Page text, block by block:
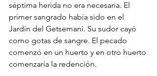
séptima herida no era necesaria. El
primer sangrado había sido en el
Jardín del Getsemaní. Su sudor cayó
como gotas de sangre. El pecado
comenzó en un huerto y en otro huerto
comenzaría la redención.